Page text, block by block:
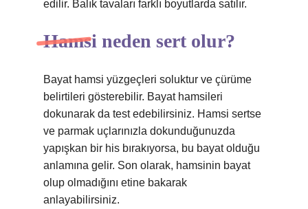
edilir. Balık tavaları farklı boyutlarda satılır.
Hamsi neden sert olur?
Bayat hamsi yüzgeçleri soluktur ve çürüme
belirtileri gösterebilir. Bayat hamsileri
dokunarak da test edebilirsiniz. Hamsi sertse
ve parmak uçlarınızla dokunduğunuzda
yapışkan bir his bırakıyorsa, bu bayat olduğu
anlamına gelir. Son olarak, hamsinin bayat
olup olmadığını etine bakarak
anlayabilirsiniz.